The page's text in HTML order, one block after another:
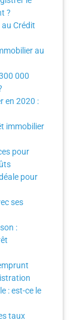
?
Crédit
au
000
en 2020 :
immobilier
pour
pour
ses
:
: est-ce le
taux